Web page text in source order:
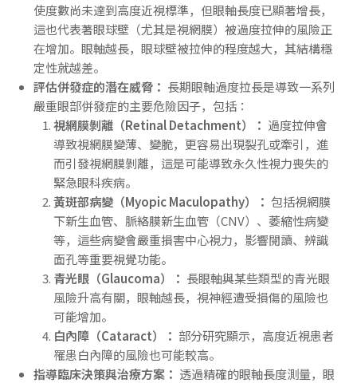
使度數尚未達到高度近視標準，但眼軸長度已顯著增長，
這也代表著眼球壁（尤其是視網膜）被過度拉伸的風險正
在增加。眼軸越長，眼球壁被拉伸的程度越大，其結構穩
定性就越差。
評估併發症的潛在威脅： 長期眼軸過度拉長是導致一系列
嚴重眼部併發症的主要危險因子，包括：
視網膜剝離（Retinal Detachment）： 過度拉伸會
導致視網膜變薄、變脆，更容易出現裂孔或牽引，進
而引發視網膜剝離，這是可能導致永久性視力喪失的
緊急眼科疾病。
黃斑部病變（Myopic Maculopathy）： 包括視網膜
下新生血管、脈絡膜新生血管（CNV）、萎縮性病變
等，這些病變會嚴重損害中心視力，影響閱讀、辨識
面孔等重要視覺功能。
青光眼（Glaucoma）： 長眼軸與某些類型的青光眼
風險升高有關，眼軸越長，視神經遭受損傷的風險也
可能增加。
白內障（Cataract）： 部分研究顯示，高度近視患者
罹患白內障的風險也可能較高。
指導臨床決策與治療方案： 透過精確的眼軸長度測量，眼